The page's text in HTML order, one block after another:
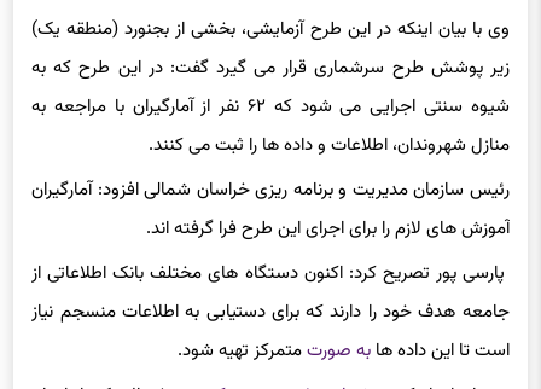
وی با بیان اینکه در این طرح آزمایشی، بخشی از بجنورد (منطقه یک)
زیر پوشش طرح سرشماری قرار می گیرد گفت: در این طرح که به
شیوه سنتی اجرایی می شود که ۶۲ نفر از آمارگیران با مراجعه به
منازل شهروندان، اطلاعات و داده ها را ثبت می کنند.
رئیس سازمان مدیریت و برنامه ریزی خراسان شمالی افزود: آمارگیران
آموزش های لازم را برای اجرای این طرح فرا گرفته اند.
پارسی پور تصریح کرد: اکنون دستگاه های مختلف بانک اطلاعاتی از
جامعه هدف خود را دارند که برای دستیابی به اطلاعات منسجم نیاز
است تا این داده هابه صورتمتمرکز تهیه شود.